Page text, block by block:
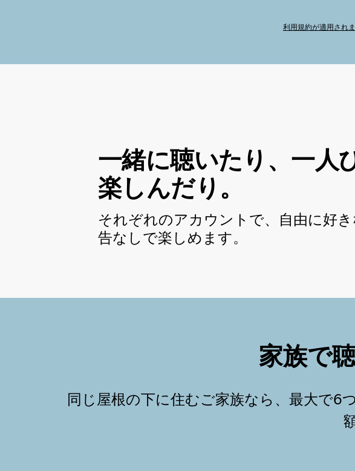
利用規約が適用されま
一緒に聴いたり、一人
楽しんだり。
それぞれのアカウントで、自由に好
告なしで楽しめます。
家族で
同じ屋根の下に住むご家族なら、最大で6